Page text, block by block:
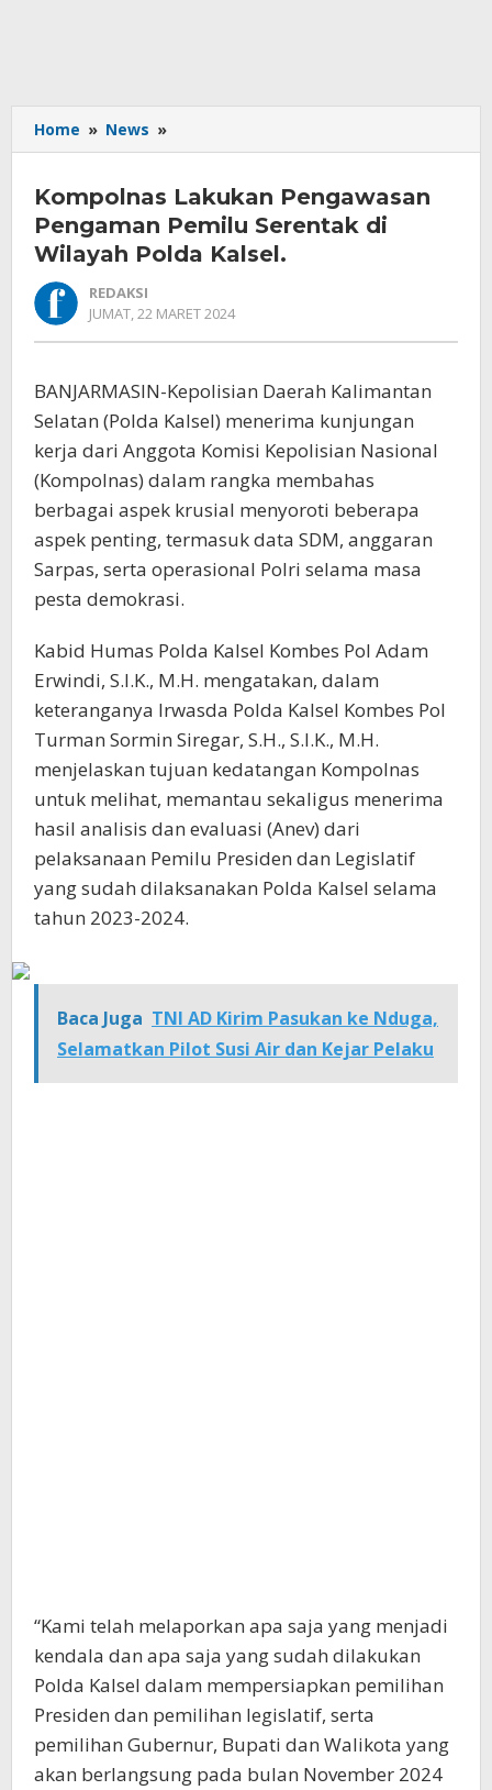
Home » News »
Lakukan
Pengaman
Pemilu
Serentak
di
Polda
Kalsel.
Kompolnas Lakukan Pengawasan
Pengaman Pemilu Serentak di
Wilayah Polda Kalsel.
REDAKSI
JUMAT, 22 MARET 2024
BANJARMASIN-Kepolisian Daerah Kalimantan
Selatan (Polda Kalsel) menerima kunjungan
kerja dari Anggota Komisi Kepolisian Nasional
(Kompolnas) dalam rangka membahas
berbagai aspek krusial menyoroti beberapa
aspek penting, termasuk data SDM, anggaran
Sarpas, serta operasional Polri selama masa
pesta demokrasi.
Kabid Humas Polda Kalsel Kombes Pol Adam
Erwindi, S.I.K., M.H. mengatakan, dalam
keteranganya Irwasda Polda Kalsel Kombes Pol
Turman Sormin Siregar, S.H., S.I.K., M.H.
menjelaskan tujuan kedatangan Kompolnas
untuk melihat, memantau sekaligus menerima
hasil analisis dan evaluasi (Anev) dari
pelaksanaan Pemilu Presiden dan Legislatif
yang sudah dilaksanakan Polda Kalsel selama
tahun 2023-2024.
Baca Juga TNI AD Kirim Pasukan ke Nduga,
Selamatkan Pilot Susi Air dan Kejar Pelaku
“Kami telah melaporkan apa saja yang menjadi
kendala dan apa saja yang sudah dilakukan
Polda Kalsel dalam mempersiapkan pemilihan
Presiden dan pemilihan legislatif, serta
pemilihan Gubernur, Bupati dan Walikota yang
akan berlangsung pada bulan November 2024